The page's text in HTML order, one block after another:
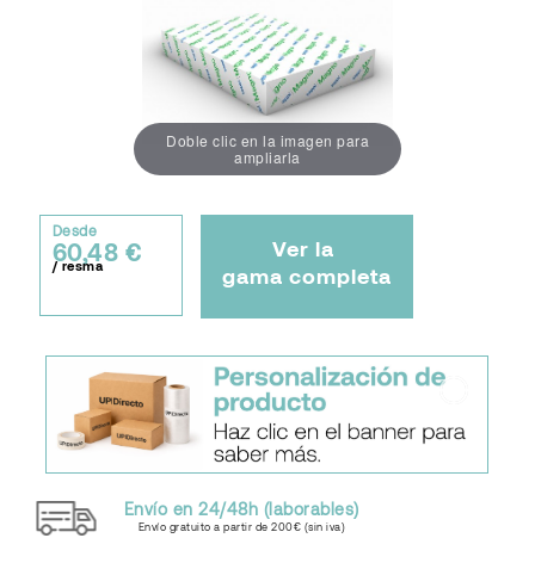
Doble clic en la imagen para
ampliarla
Desde
60,48 €
/ resma
Ver la
gama completa
Envío en 24/48h (laborables)
Envío gratuito a partir de 200€ (sin iva)